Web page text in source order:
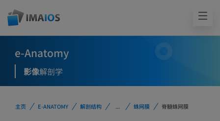
e-Anatomy
影像解剖学
主页 E-ANATOMY 解剖结构 ... 蛛网膜 脊髓蛛网膜